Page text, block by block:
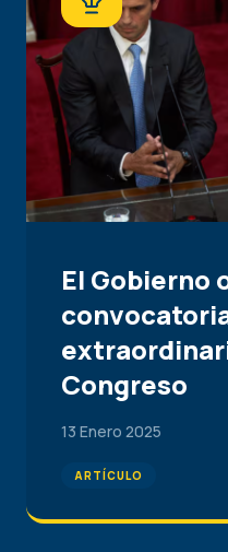
El Gobierno
Congreso
13 Enero 2025
ARTÍCULO